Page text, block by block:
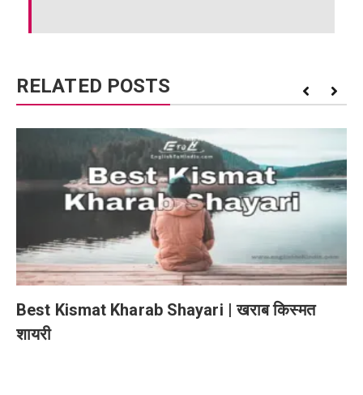
RELATED POSTS
Best Kismat Kharab Shayari | खराब किस्मत
शायरी